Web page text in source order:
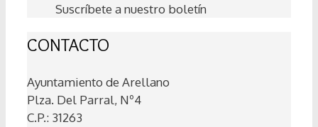
Suscríbete a nuestro boletín
CONTACTO
Ayuntamiento de Arellano
Plza. Del Parral, Nº4
C.P.: 31263